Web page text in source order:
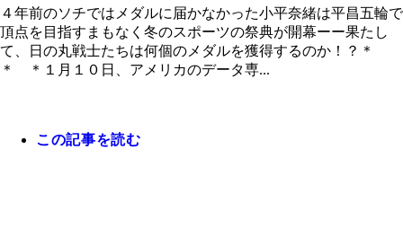
４年前のソチではメダルに届かなかった小平奈緒
五輪で頂点を目指す
４年前のソチではメダルに届かなかった小平奈緒は平昌五輪で
頂点を目指すまもなく冬のスポーツの祭典が開幕ーー果たし
て、日の丸戦士たちは何個のメダルを獲得するのか！？＊
＊ ＊１月１０日、アメリカのデータ専...
この記事を読む